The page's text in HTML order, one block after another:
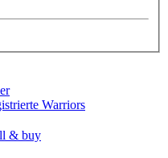
Warriors
& buy